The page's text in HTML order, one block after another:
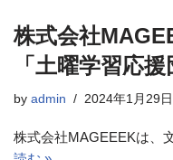
株式会社
「土曜学習応
by admin 2024年1月29日
株式会社MAGEEEKは、